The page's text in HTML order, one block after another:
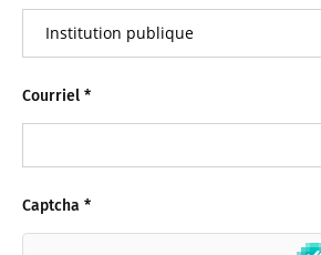
Courriel *
Captcha *